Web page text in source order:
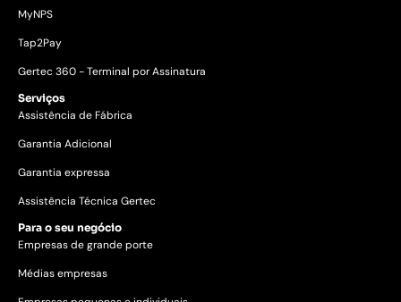
MyNPS
Tap2Pay
Gertec 360 - Terminal por Assinatura
Serviços
Assistência de Fábrica
Garantia Adicional
Garantia expressa
Assistência Técnica Gertec
Para o seu negócio
Empresas de grande porte
Médias empresas